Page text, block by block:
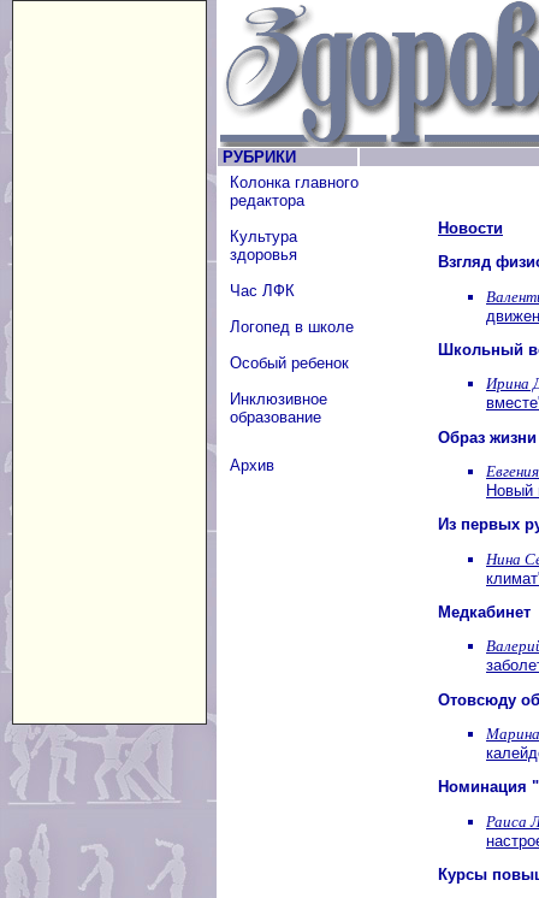
РУБРИКИ
Колонка главного
редактора
Культура
здоровья
Час ЛФК
Логопед в школе
Особый ребенок
Инклюзивное
образование
Архив
Новости
Взгляд
Школьный
Ирина
Образ жизни
Новый
Из первых
Нина
Медкабинет
Отовсюду
Номинация
Раиса
Курсы